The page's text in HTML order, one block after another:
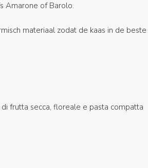
Amarone of Barolo.
materiaal zodat de kaas in de beste
frutta secca, floreale e pasta compatta